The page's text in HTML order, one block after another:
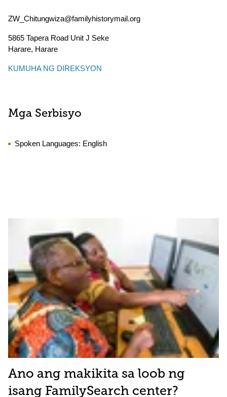
ZW_Chitungwiza@familyhistorymail.org
5865 Tapera Road Unit J Seke
Harare, Harare
KUMUHA NG DIREKSYON
Mga Serbisyo
Spoken Languages: English
Ano ang makikita sa loob ng
isang FamilySearch center?